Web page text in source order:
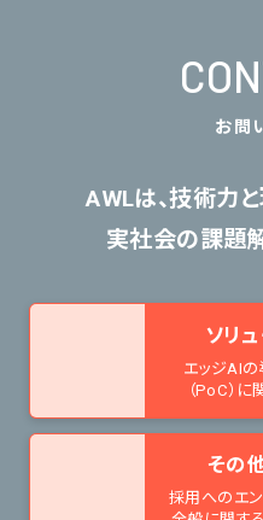
お問
AWLは、技術力
実社会の課題
ソリ
エッジAIの
（PoC）
その
採用へのエン